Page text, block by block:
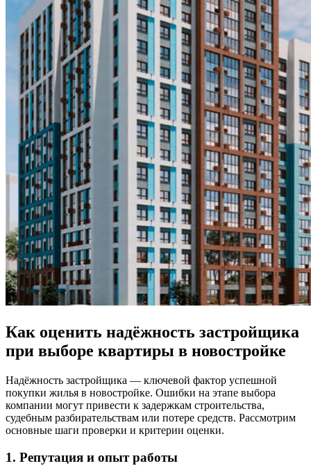
Как оценить надёжность застройщика
при выборе квартиры в новостройке
Надёжность застройщика — ключевой фактор успешной
покупки жилья в новостройке. Ошибки на этапе выбора
компании могут привести к задержкам строительства,
судебным разбирательствам или потере средств. Рассмотрим
основные шаги проверки и критерии оценки.
1. Репутация и опыт работы